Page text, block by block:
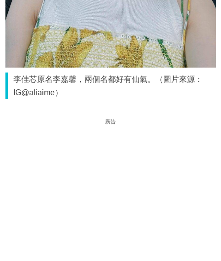
李佳芯原名李嘉馨，兩個名都好有仙氣。（圖片來源：
IG@aliaime）
廣告